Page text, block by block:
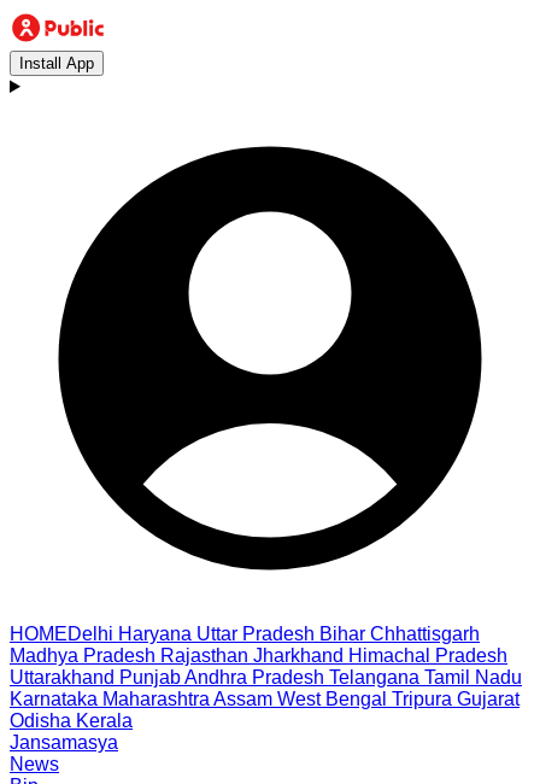
Install App
HOMEDelhi Haryana Uttar Pradesh Bihar Chhattisgarh
Madhya Pradesh Rajasthan Jharkhand Himachal Pradesh
Uttarakhand PunjabAndhra Pradesh Telangana Tamil Nadu
Karnataka Maharashtra Assam West Bengal Tripura Gujarat
Odisha Kerala
Jansamasya
News